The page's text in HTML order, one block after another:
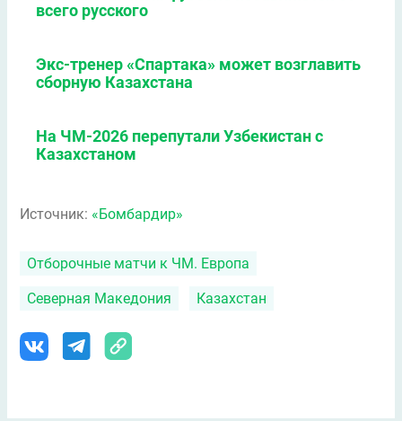
всего русского
Экс-тренер «Спартака» может возглавить
сборную Казахстана
На ЧМ-2026 перепутали Узбекистан с
Казахстаном
Источник: «Бомбардир»
Отборочные матчи к ЧМ. Европа
Северная Македония Казахстан